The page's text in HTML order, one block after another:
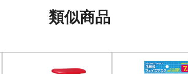
類似商品